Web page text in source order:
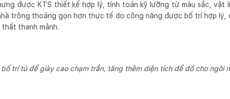
được KTS thiết kế hợp lý, tính toán kỹ lưỡng từ màu sắc, vật
trông thoáng gọn hơn thực tế do công năng được bố trí hợp lý,
thanh mảnh.
trí tủ để giày cao chạm trần, tăng thêm diện tích để đồ cho ngôi